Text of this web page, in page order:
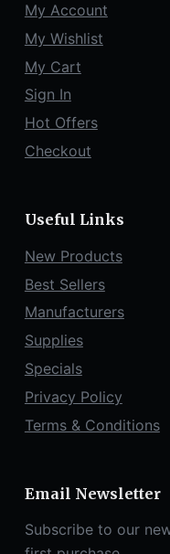
My Account
My Wishlist
My Cart
Sign In
Hot Offers
Checkout
Useful Links
New Products
Best Sellers
Manufacturers
Supplies
Specials
Privacy Policy
Terms & Conditions
Email Newsletter
Subscribe to our